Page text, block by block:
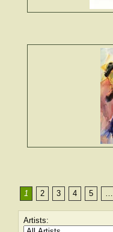
1 2 3 4 5 …
Artists: